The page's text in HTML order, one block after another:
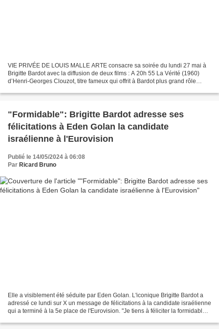
VIE PRIVÉE DE LOUIS MALLE ARTE consacre sa soirée du lundi 27 mai à
Brigitte Bardot avec la diffusion de deux films : A 20h 55 La Vérité (1960)
d’Henri-Georges Clouzot, titre fameux qui offrit à Bardot plus grand rôle
"Formidable": Brigitte Bardot adresse ses
félicitations à Eden Golan la candidate
israélienne à l'Eurovision
Publié le 14/05/2024 à 06:08
Par Ricard Bruno
Elle a visiblement été séduite par Eden Golan. L'iconique Brigitte Bardot a
adressé ce lundi sur X un message de félicitations à la candidate israélienne
qui a terminé à la 5e place de l'Eurovision. "Je tiens à féliciter la formidable